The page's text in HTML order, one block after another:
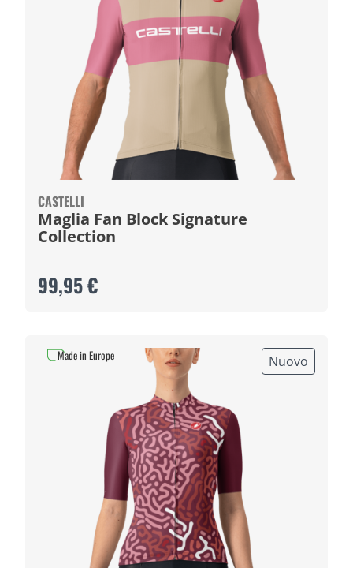
CASTELLI
Maglia Fan Block Signature
Collection
99,95 €
Nuovo
Made in Europe